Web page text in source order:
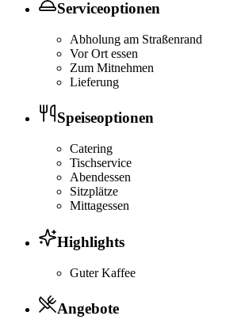
Serviceoptionen
Abholung am Straßenrand
Vor Ort essen
Zum Mitnehmen
Lieferung
Speiseoptionen
Catering
Tischservice
Abendessen
Sitzplätze
Mittagessen
Highlights
Guter Kaffee
Angebote